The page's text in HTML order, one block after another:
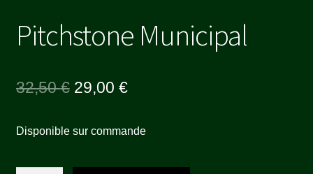
Pitchstone Municipal
32,50€ Le
initial
29,00 €Le
actuel
Disponible sur commande